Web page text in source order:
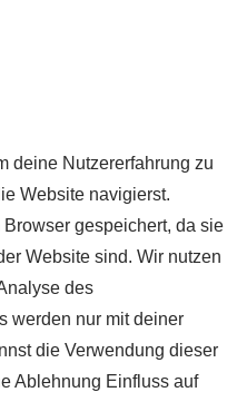
deine Nutzererfahrung zu
Website navigierst.
gespeichert, da sie
Website sind. Wir nutzen
des
werden nur mit deiner
die Verwendung dieser
Ablehnung Einfluss auf